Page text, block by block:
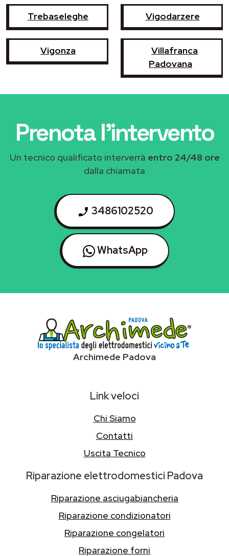
Trebaseleghe Vigodarzere
Vigonza
Villafranca
Padovana
Prenota l'intervento
Un tecnico qualificato interverrà entro 24/48 ore
dalla chiamata
3486102520
WhatsApp
Archimede Padova
Link veloci
Chi Siamo
Contatti
Uscita Tecnico
Riparazione elettrodomestici Padova
Riparazione asciugabiancheria
Riparazione condizionatori
Riparazione congelatori
Riparazione forni